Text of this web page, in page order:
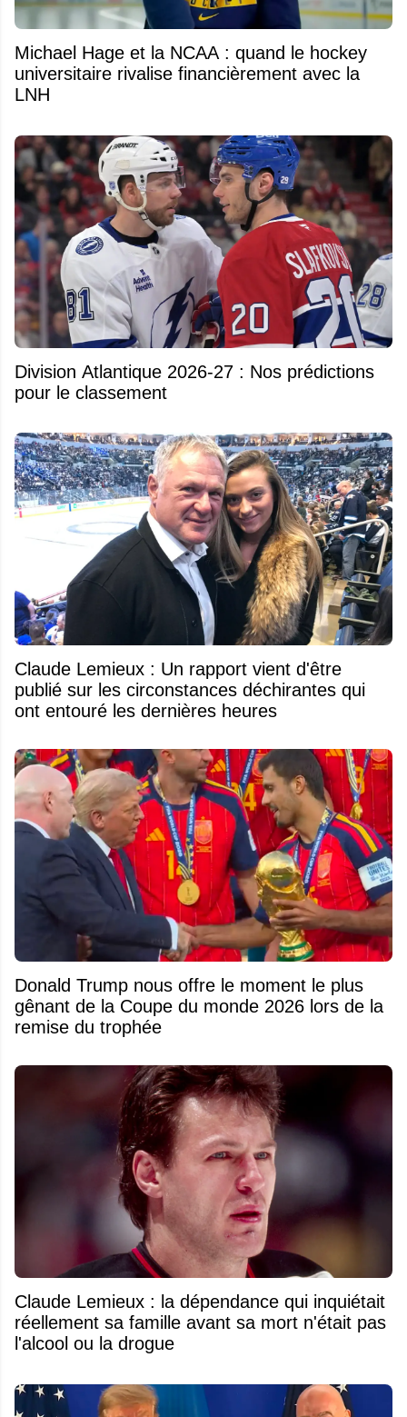
Michael Hage et la NCAA : quand le hockey
universitaire rivalise financièrement avec la
LNH
Division Atlantique 2026-27 : Nos prédictions
pour le classement
Claude Lemieux : Un rapport vient d'être
publié sur les circonstances déchirantes qui
ont entouré les dernières heures
Donald Trump nous offre le moment le plus
gênant de la Coupe du monde 2026 lors de la
remise du trophée
Claude Lemieux : la dépendance qui inquiétait
réellement sa famille avant sa mort n'était pas
l'alcool ou la drogue